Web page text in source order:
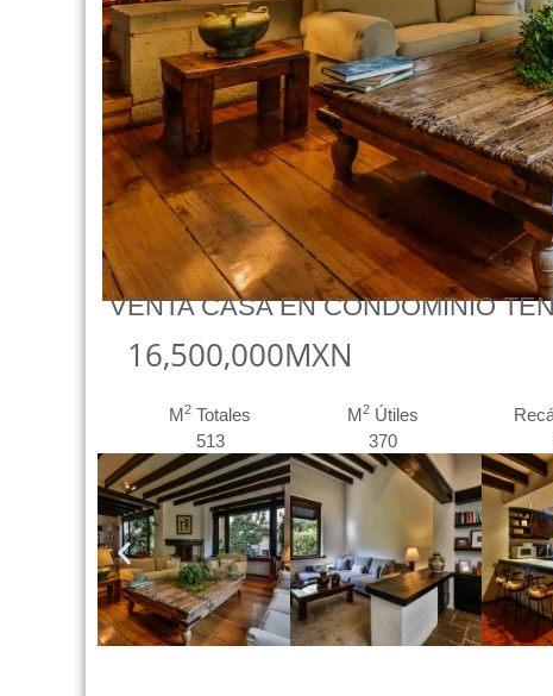
VENTA CASA EN CONDOMINIO
16,500,000MXN
M2 Totales
513
M2Útiles
370